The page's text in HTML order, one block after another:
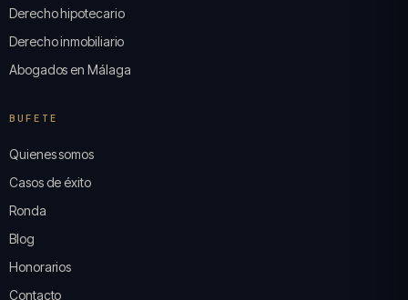
Derecho hipotecario
Derecho inmobiliario
Abogados en Málaga
BUFETE
Quienes somos
Casos de éxito
Ronda
Blog
Honorarios
Contacto